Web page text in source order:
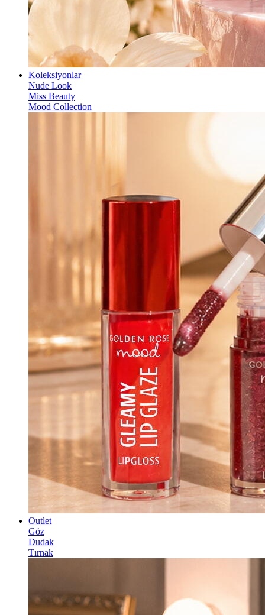
Koleksiyonlar
Nude Look
Miss Beauty
Mood Collection
Outlet
Göz
Dudak
Tırnak